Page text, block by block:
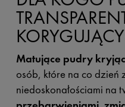
Matujące pudry
osób, które na co dzień
niedoskonałościami na